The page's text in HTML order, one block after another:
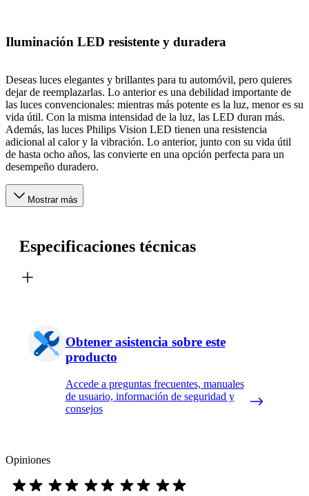
Iluminación LED resistente y duradera
Deseas luces elegantes y brillantes para tu automóvil, pero quieres
dejar de reemplazarlas. Lo anterior es una debilidad importante de
las luces convencionales: mientras más potente es la luz, menor es su
vida útil. Con la misma intensidad de la luz, las LED duran más.
Además, las luces Philips Vision LED tienen una resistencia
adicional al calor y la vibración. Lo anterior, junto con su vida útil
de hasta ocho años, las convierte en una opción perfecta para un
desempeño duradero.
Mostrar más
Especificaciones técnicas
Obtener asistencia sobre este
producto
Accede a preguntas frecuentes, manuales
de usuario, información de seguridad y
consejos
Opiniones